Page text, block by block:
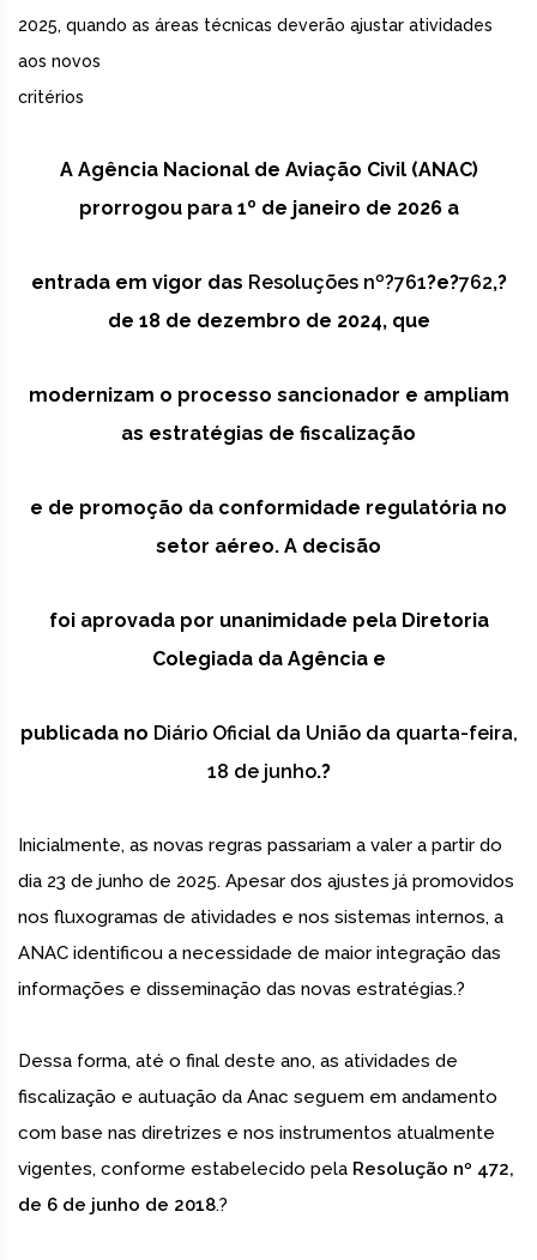
2025, quando as áreas técnicas deverão ajustar atividades
aos novos
critérios
A Agência Nacional de Aviação Civil (ANAC)
prorrogou para 1º de janeiro de 2026 a
entrada em vigor das Resoluções nº?761?e?762,?
de 18 de dezembro de 2024, que
modernizam o processo sancionador e ampliam
as estratégias de fiscalização
e de promoção da conformidade regulatória no
setor aéreo. A decisão
foi aprovada por unanimidade pela Diretoria
Colegiada da Agência e
publicada no Diário Oficial da União da quarta-feira,
18 de junho.?
Inicialmente, as novas regras passariam a valer a partir do
dia 23 de junho de 2025. Apesar dos ajustes já promovidos
nos fluxogramas de atividades e nos sistemas internos, a
ANAC identificou a necessidade de maior integração das
informações e disseminação das novas estratégias.?
Dessa forma, até o final deste ano, as atividades de
fiscalização e autuação da Anac seguem em andamento
com base nas diretrizes e nos instrumentos atualmente
vigentes, conforme estabelecido pela Resolução nº 472,
de 6 de junho de 2018.?